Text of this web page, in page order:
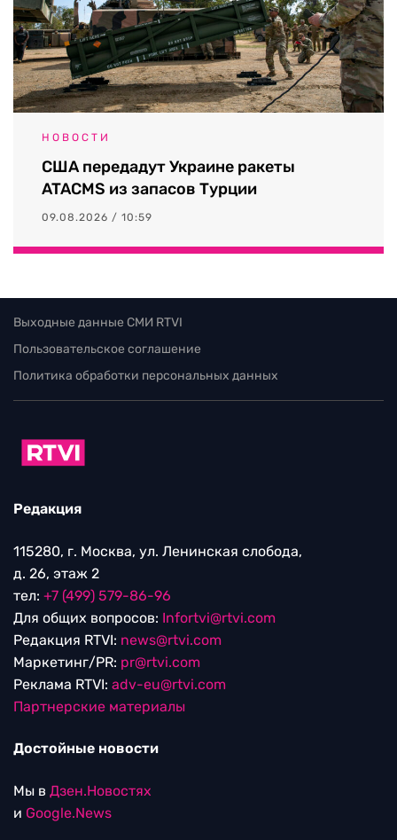
НОВОСТИ
США передадут Украине ракеты
ATACMS из запасов Турции
09.08.2026 / 10:59
Выходные данные СМИ RTVI
Пользовательское соглашение
Политика обработки персональных данных
Редакция
115280, г. Москва, ул. Ленинская слобода,
д. 26, этаж 2
тел: +7 (499) 579-86-96
Для общих вопросов: Infortvi@rtvi.com
Редакция RTVI: news@rtvi.com
Маркетинг/PR: pr@rtvi.com
Реклама RTVI: adv-eu@rtvi.com
Партнерские материалы
Достойные новости
Мы в Дзен.Новостях
и Google.News